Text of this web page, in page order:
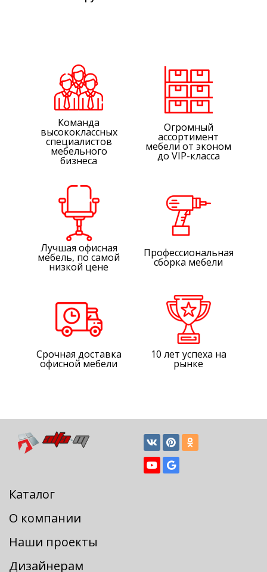
Команда
высококлассных
специалистов
мебельного
бизнеса
Огромный
ассортимент
мебели от эконом
до VIP-класса
Лучшая офисная
мебель, по самой
низкой цене
Профессиональная
сборка мебели
Срочная доставка
офисной мебели
10 лет успеха на
рынке
Каталог
О компании
Наши проекты
Дизайнерам